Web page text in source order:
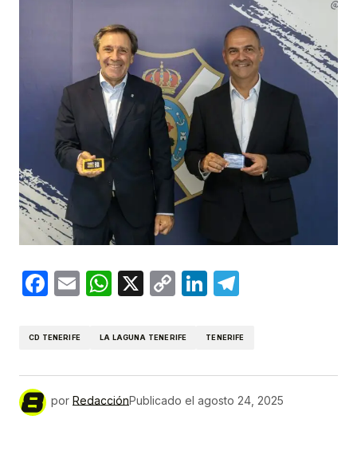
Facebook
EmailWhatsApp
X
CopyLinkedIn
CD TENERIFE LA LAGUNA TENERIFE TENERIFE
por RedacciónPublicado el agosto 24, 2025